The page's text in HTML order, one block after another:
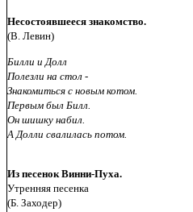
Несостоявшееся знакомство.
(В. Левин)
Билли и Долл
Полезли на стол -
Знакомиться с новым котом.
Первым был Билл.
Он шишку набил.
А Долли свалилась потом.
Из песенок Винни-Пуха.
Утренняя песенка
(Б. Заходер)